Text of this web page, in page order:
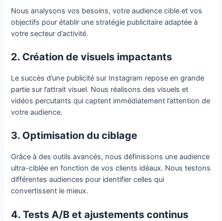
Nous analysons vos besoins, votre audience cible et vos
objectifs pour établir une stratégie publicitaire adaptée à
votre secteur d’activité.
2. Création de visuels impactants
Le succès d’une publicité sur Instagram repose en grande
partie sur l’attrait visuel. Nous réalisons des visuels et
vidéos percutants qui captent immédiatement l’attention de
votre audience.
3. Optimisation du ciblage
Grâce à des outils avancés, nous définissons une audience
ultra-ciblée en fonction de vos clients idéaux. Nous testons
différentes audiences pour identifier celles qui
convertissent le mieux.
4. Tests A/B et ajustements continus